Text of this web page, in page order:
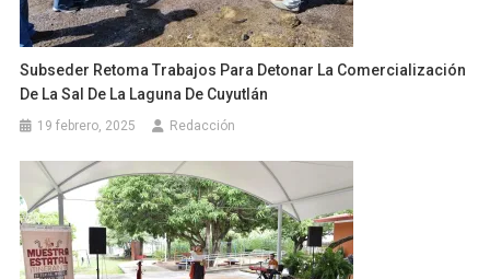
Subseder Retoma Trabajos Para Detonar La Comercialización
De La Sal De La Laguna De Cuyutlán
19 febrero, 2025 Redacción